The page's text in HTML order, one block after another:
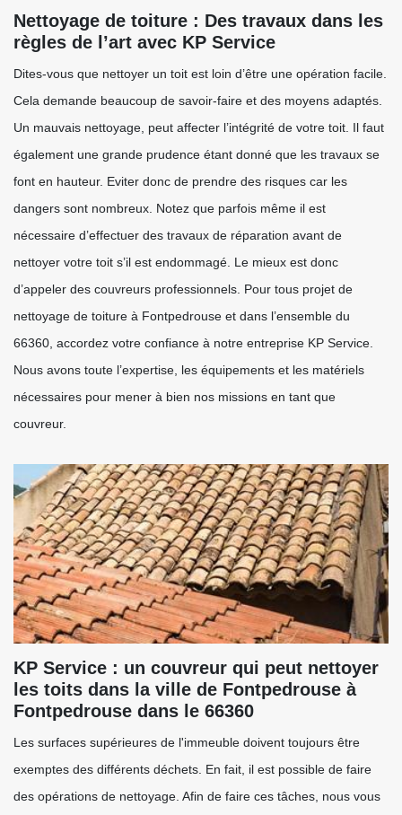
Nettoyage de toiture : Des travaux dans les
règles de l’art avec KP Service
Dites-vous que nettoyer un toit est loin d’être une opération facile.
Cela demande beaucoup de savoir-faire et des moyens adaptés.
Un mauvais nettoyage, peut affecter l’intégrité de votre toit. Il faut
également une grande prudence étant donné que les travaux se
font en hauteur. Eviter donc de prendre des risques car les
dangers sont nombreux. Notez que parfois même il est
nécessaire d’effectuer des travaux de réparation avant de
nettoyer votre toit s’il est endommagé. Le mieux est donc
d’appeler des couvreurs professionnels. Pour tous projet de
nettoyage de toiture à Fontpedrouse et dans l’ensemble du
66360, accordez votre confiance à notre entreprise KP Service.
Nous avons toute l’expertise, les équipements et les matériels
nécessaires pour mener à bien nos missions en tant que
couvreur.
KP Service : un couvreur qui peut nettoyer
les toits dans la ville de Fontpedrouse à
Fontpedrouse dans le 66360
Les surfaces supérieures de l'immeuble doivent toujours être
exemptes des différents déchets. En fait, il est possible de faire
des opérations de nettoyage. Afin de faire ces tâches, nous vous